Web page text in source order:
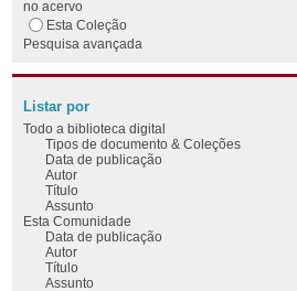
no acervo
Esta Coleção
Pesquisa avançada
Listar por
Todo a biblioteca digital
Tipos de documento & Coleções
Data de publicação
Autor
Título
Assunto
Esta Comunidade
Data de publicação
Autor
Título
Assunto